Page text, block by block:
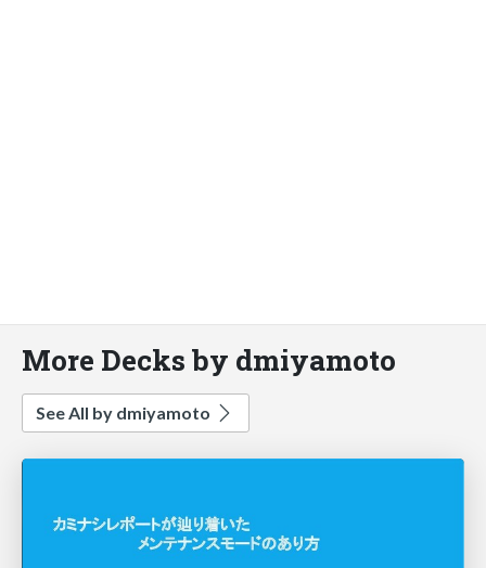
More Decks by dmiyamoto
See All by dmiyamoto